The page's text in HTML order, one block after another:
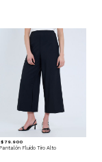
$ 79.900
Pantalón Fluido Tiro Alto